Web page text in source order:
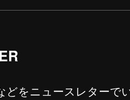
どをニュースレターで